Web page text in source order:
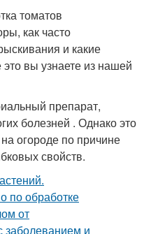
томатов
как часто
и какие
вы узнаете из нашей
препарат,
болезней . Однако это
огороде по причине
свойств.